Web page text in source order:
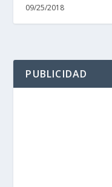
09/25/2018
PUBLICIDAD